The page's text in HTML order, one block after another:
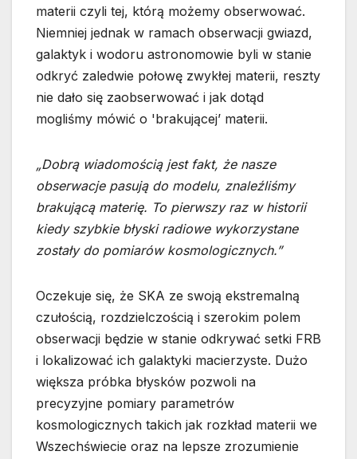
materii czyli tej, którą możemy obserwować.
Niemniej jednak w ramach obserwacji gwiazd,
galaktyk i wodoru astronomowie byli w stanie
odkryć zaledwie połowę zwykłej materii, reszty
nie dało się zaobserwować i jak dotąd
mogliśmy mówić o 'brakującej’ materii.
„Dobrą wiadomością jest fakt, że nasze
obserwacje pasują do modelu, znaleźliśmy
brakującą materię. To pierwszy raz w historii
kiedy szybkie błyski radiowe wykorzystane
zostały do pomiarów kosmologicznych.”
Oczekuje się, że SKA ze swoją ekstremalną
czułością, rozdzielczością i szerokim polem
obserwacji będzie w stanie odkrywać setki FRB
i lokalizować ich galaktyki macierzyste. Dużo
większa próbka błysków pozwoli na
precyzyjne pomiary parametrów
kosmologicznych takich jak rozkład materii we
Wszechświecie oraz na lepsze zrozumienie